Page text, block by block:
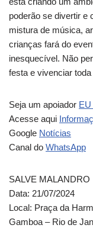
poderão se divertir e
mistura de música,
crianças fará do
inesquecível. Não
festa e vivenciar
Seja um apoiador
Acesse aqui
Google Notícias
Canal do WhatsApp
SALVE MALANDRO
Data: 21/07/2024
Local: Praça da
Gamboa – Rio de